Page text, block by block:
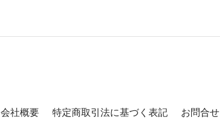
会社概要 特定商取引法に基づく表記 お問合せ